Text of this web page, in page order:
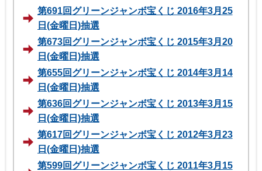
第691回グリーンジャンボ宝くじ 2016年3月25
日(金曜日)抽選
第673回グリーンジャンボ宝くじ 2015年3月20
日(金曜日)抽選
第655回グリーンジャンボ宝くじ 2014年3月14
日(金曜日)抽選
第636回グリーンジャンボ宝くじ 2013年3月15
日(金曜日)抽選
第617回グリーンジャンボ宝くじ 2012年3月23
日(金曜日)抽選
第599回グリーンジャンボ宝くじ 2011年3月15